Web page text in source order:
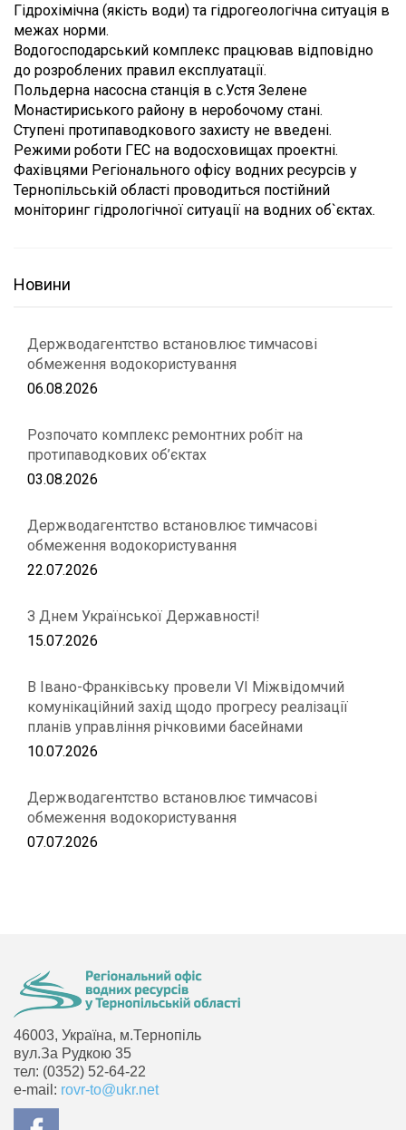
Гідрохімічна (якість води) та гідрогеологічна ситуація в
межах норми.
Водогосподарський комплекс працював відповідно
до розроблених правил експлуатації.
Польдерна насосна станція в с.Устя Зелене
Монастириського району в неробочому стані.
Ступені протипаводкового захисту не введені.
Режими роботи ГЕС на водосховищах проектні.
Фахівцями Регіонального офісу водних ресурсів у
Тернопільській області проводиться постійний
моніторинг гідрологічної ситуації на водних об`єктах.
Новини
Держводагентство встановлює тимчасові
обмеження водокористування
06.08.2026
Розпочато комплекс ремонтних робіт на
протипаводкових об’єктах
03.08.2026
Держводагентство встановлює тимчасові
обмеження водокористування
22.07.2026
З Днем Української Державності!
15.07.2026
В Івано-Франківську провели VІ Міжвідомчий
комунікаційний захід щодо прогресу реалізації
планів управління річковими басейнами
10.07.2026
Держводагентство встановлює тимчасові
обмеження водокористування
07.07.2026
46003, Україна, м.Тернопіль
вул.За Рудкою 35
тел: (0352) 52-64-22
e-mail: rovr-to@ukr.net